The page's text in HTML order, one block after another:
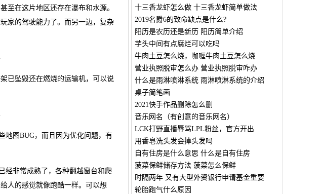
在这片地区还存在瀑布和水源。
家的驾驶能力了。而另一边，复杂
已坠毁还在燃烧的运输机，可以说
图BUG，而且因为优化问题，有
非常成熟了，各种翻越窗台和爬
人的感觉就像跑酷一样。可以想
十三香龙虾怎么做 十三香龙虾简单做法
2019名爵6的致命缺点是什么?
阳历是农历还是新历 阳历简单介绍
芋头中间有点腐烂可以吃吗
牛肉土豆怎么烧，咖喱牛肉土豆怎么烧
营业执照脱审怎么办 营业执照脱审咋办
什么是雨淋喷淋系统 雨淋喷淋系统的介绍
桌子简笔画
2021快手作品删除怎么删
音乐网名（有创意的音乐网名）
LCK打野直播辱骂LPL粉丝，官方开出
用香皂洗头发会掉头发吗
自有住房是什么意思 什么是自有住房
菠菜保鲜储存方法 菠菜怎么保鲜
时隔两年 又有大型外资银行申请基金重要
轮胎跑气什么原因